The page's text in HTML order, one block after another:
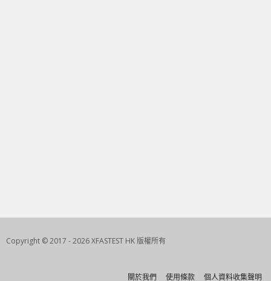
Copyright © 2017 - 2026 XFASTEST HK 版權所有
關於我們 使用條款 個人資料收集聲明